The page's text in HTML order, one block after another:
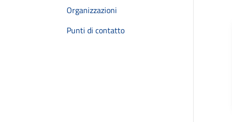
Organizzazioni
Punti di contatto